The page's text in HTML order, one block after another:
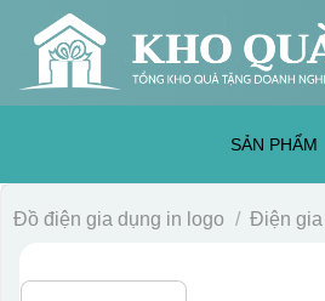
content
SẢN PHẨM
Đồ điện gia dụng in logo / Điện gia